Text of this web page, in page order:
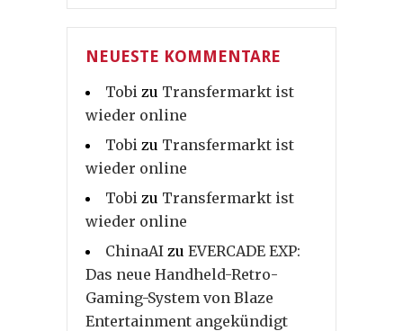
NEUESTE KOMMENTARE
Tobi zu Transfermarkt ist
wieder online
Tobi zu Transfermarkt ist
wieder online
Tobi zu Transfermarkt ist
wieder online
ChinaAI zu EVERCADE EXP:
Das neue Handheld-Retro-
Gaming-System von Blaze
Entertainment angekündigt